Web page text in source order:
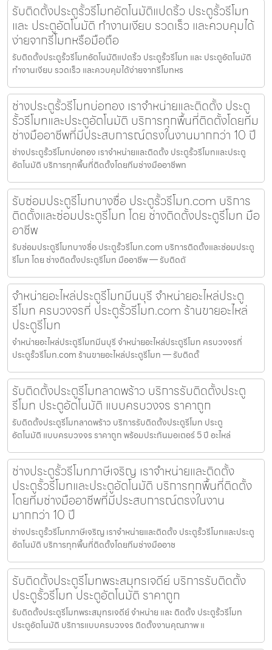
รับติดตั้งประตูรั้วรีโมทอัตโนมัติแปดริ้ว ประตูรั้วรีโมท
และ ประตูอัตโนมัติ ทำงานเงียบ รวดเร็ว และควบคุมได้
ง่ายจากรีโมทหรือมือถือ
รับติดตั้งประตูรั้วรีโมทอัตโนมัติแปดริ้ว ประตูรั้วรีโมท และ ประตูอัตโนมัติ
ทำงานเงียบ รวดเร็ว และควบคุมได้ง่ายจากรีโมทหร
ช่างประตูรั้วรีโมทบ่อทอง เราจำหน่ายและติดตั้ง ประตู
รั้วรีโมทและประตูอัตโนมัติ บริการทุกพื้นที่ติดตั้งโดยทีม
ช่างมืออาชีพที่มีประสบการณ์ตรงในงานมากกว่า 10 ปี
ช่างประตูรั้วรีโมทบ่อทอง เราจำหน่ายและติดตั้ง ประตูรั้วรีโมทและประตู
อัตโนมัติ บริการทุกพื้นที่ติดตั้งโดยทีมช่างมืออาชีพท
รับซ่อมประตูรีโมทบางซื่อ ประตูรั้วรีโมท.com บริการ
ติดตั้งและซ่อมประตูรีโมท โดย ช่างติดตั้งประตูรีโมท มือ
อาชีพ
รับซ่อมประตูรีโมทบางซื่อ ประตูรั้วรีโมท.com บริการติดตั้งและซ่อมประตู
รีโมท โดย ช่างติดตั้งประตูรีโมท มืออาชีพ — รับติดตั
จำหน่ายอะไหล่ประตูรีโมทมีนบุรี จำหน่ายอะไหล่ประตู
รีโมท ครบวงจรที่ ประตูรั้วรีโมท.com ร้านขายอะไหล่
ประตูรีโมท
จำหน่ายอะไหล่ประตูรีโมทมีนบุรี จำหน่ายอะไหล่ประตูรีโมท ครบวงจรที่
ประตูรั้วรีโมท.com ร้านขายอะไหล่ประตูรีโมท — รับติดตั้
รับติดตั้งประตูรีโมทลาดพร้าว บริการรับติดตั้งประตู
รีโมท ประตูอัตโนมัติ แบบครบวงจร ราคาถูก
รับติดตั้งประตูรีโมทลาดพร้าว บริการรับติดตั้งประตูรีโมท ประตู
อัตโนมัติ แบบครบวงจร ราคาถูก พร้อมประกันมอเตอร์ 5 ปี อะไหล่
ช่างประตูรั้วรีโมทภาษีเจริญ เราจำหน่ายและติดตั้ง
ประตูรั้วรีโมทและประตูอัตโนมัติ บริการทุกพื้นที่ติดตั้ง
โดยทีมช่างมืออาชีพที่มีประสบการณ์ตรงในงาน
มากกว่า 10 ปี
ช่างประตูรั้วรีโมทภาษีเจริญ เราจำหน่ายและติดตั้ง ประตูรั้วรีโมทและประตู
อัตโนมัติ บริการทุกพื้นที่ติดตั้งโดยทีมช่างมืออาช
รับติดตั้งประตูรีโมทพระสมุทรเจดีย์ บริการรับติดตั้ง
ประตูรั้วรีโมท ประตูอัตโนมัติ ราคาถูก
รับติดตั้งประตูรีโมทพระสมุทรเจดีย์ จำหน่าย และ ติดตั้ง ประตูรั้วรีโมท
ประตูอัตโนมัติ บริการแบบครบวงจร ติดตั้งงานคุณภาพ แ